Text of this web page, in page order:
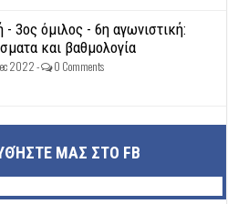
- 3ος όμιλος - 6η αγωνιστική:
και βαθμολογία
2022 - 0 Comments
ΜΑΣ ΣΤΟ FB